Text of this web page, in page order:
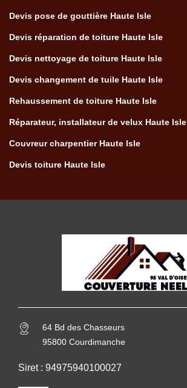
Devis pose de gouttière Haute Isle
Devis réparation de toiture Haute Isle
Devis nettoyage de toiture Haute Isle
Devis changement de tuile Haute Isle
Rehaussement de toiture Haute Isle
Réparateur, installateur de velux Haute Isle
Couvreur charpentier Haute Isle
Devis toiture Haute Isle
64 Bd des Chasseurs
95800 Courdimanche
Siret : 94975940100027